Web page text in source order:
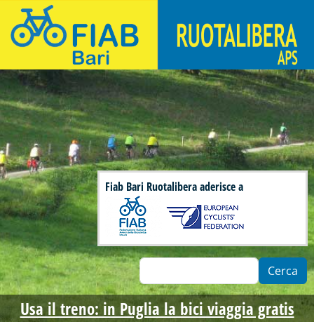
Salta al contenuto principale
Bari Ruotalibera - Associazione di ciclisti urbani
Fiab Bari Ruotalibera aderisce a
Cerca
Usa il treno: in Puglia la bici viaggia gratis